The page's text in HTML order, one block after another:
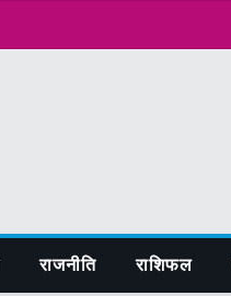
राजनीति राशिफल